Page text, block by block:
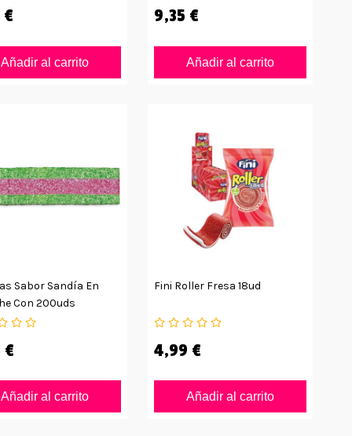
€
Añadir al carrito
9,35 €
Añadir al carrito
Sabor Sandía En
Con 200uds
€
Añadir al carrito
Fini Roller Fresa 18ud
4,99 €
Añadir al carrito